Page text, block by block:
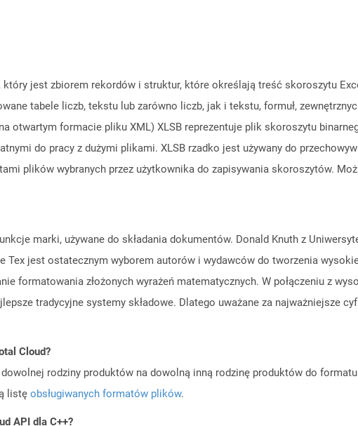
jest zbiorem rekordów i struktur, które określają treść skoroszytu
tabele liczb, tekstu lub zarówno liczb, jak i tekstu, formuł,
otwartym formacie pliku XML) XLSB reprezentuje plik skoroszytu
do pracy z dużymi plikami. XLSB rzadko jest używany do
plików wybranych przez użytkownika do zapisywania skoroszytów.
marki, używane do składania dokumentów. Donald Knuth z
Tex jest ostatecznym wyborem autorów i wydawców do tworzenia
formatowania złożonych wyrażeń matematycznych. W połączeniu z
tradycyjne systemy składowe. Dlatego uważane za najważniejsze
Cloud?
rodziny produktów na dowolną inną rodzinę produktów do formatu
listę obsługiwanych formatów plików.
API dla C++?